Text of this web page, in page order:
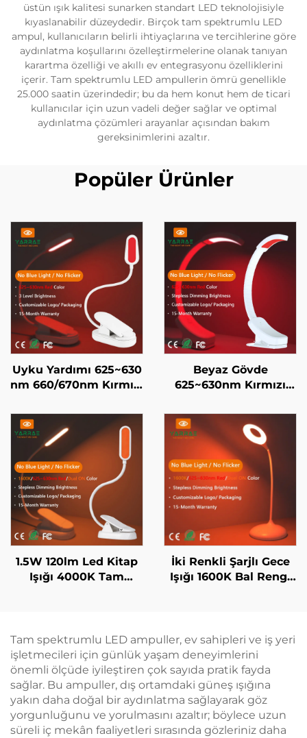
üstün ışık kalitesi sunarken standart LED teknolojisiyle
kıyaslanabilir düzeydedir. Birçok tam spektrumlu LED
ampul, kullanıcıların belirli ihtiyaçlarına ve tercihlerine göre
aydınlatma koşullarını özelleştirmelerine olanak tanıyan
karartma özelliği ve akıllı ev entegrasyonu özelliklerini
içerir. Tam spektrumlu LED ampullerin ömrü genellikle
25.000 saatin üzerindedir; bu da hem konut hem de ticari
kullanıcılar için uzun vadeli değer sağlar ve optimal
aydınlatma çözümleri arayanlar açısından bakım
gereksinimlerini azaltır.
Popüler Ürünler
Uyku Yardımı 625~630
nm 660/670nm Kırmızı
Işık Yok Beyaz Cisim
LED Kitap Işığı
Beyaz Gövde
625~630nm Kırmızı
Ayarlı Parlaklık
Otomatik Parlaklık
Hafızası 800mAh Pil
60 Saat Çalışma Süresi
1 Saatte Hızlı Şarj
1.5W 120lm Led Kitap
Işığı 4000K Tam
Işığı
İki Renkli Şarjlı Gece
Işığı 1600K Bal Rengi
Ömrü Type-C
Tam spektrumlu LED ampuller, ev sahipleri ve iş yeri
işletmecileri için günlük yaşam deneyimlerini
önemli ölçüde iyileştiren çok sayıda pratik fayda
sağlar. Bu ampuller, dış ortamdaki güneş ışığına
yakın daha doğal bir aydınlatma sağlayarak göz
yorgunluğunu ve yorulmasını azaltır; böylece uzun
süreli iç mekân faaliyetleri sırasında gözleriniz daha